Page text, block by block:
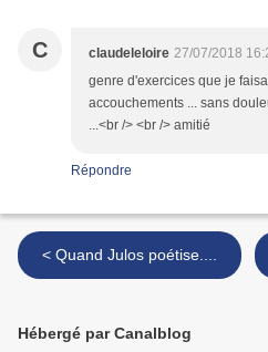
C claudeleloire 27/07/2018
genre d'exercices que je
accouchements ... sans
...<br /> <br /> amitié
Répondre
< Quand Julos poétise....
Hébergé par Canalblog